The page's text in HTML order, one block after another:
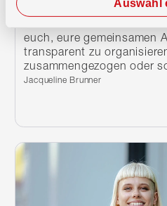
Auswahl
trotzdem jede Rechnung
euch, eure gemeinsamen
transparent zu
zusammengezogen oder
Verfasst von:
Jacqueline Brunner
Weiterlesen